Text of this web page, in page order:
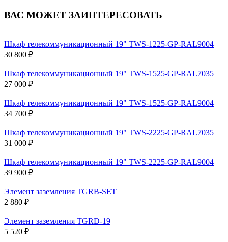
ВАС МОЖЕТ ЗАИНТЕРЕСОВАТЬ
Шкаф телекоммуникационный 19" TWS-1225-GP-RAL9004
30 800 ₽
Шкаф телекоммуникационный 19" TWS-1525-GP-RAL7035
27 000 ₽
Шкаф телекоммуникационный 19" TWS-1525-GP-RAL9004
34 700 ₽
Шкаф телекоммуникационный 19" TWS-2225-GP-RAL7035
31 000 ₽
Шкаф телекоммуникационный 19" TWS-2225-GP-RAL9004
39 900 ₽
Элемент заземления TGRB-SET
2 880 ₽
Элемент заземления TGRD-19
5 520 ₽